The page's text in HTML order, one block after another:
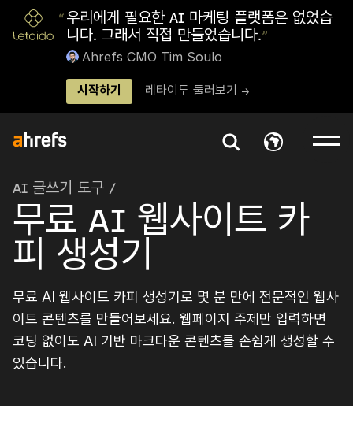
“ 우리에게 필요한 AI 마케팅 플랫폼은 없었습
니다. 그래서 직접 만들었습니다.”
Ahrefs CMO Tim Soulo
시작하기 레타이두 둘러보기 →
AI 글쓰기 도구 /
무료 AI 웹사이트 카
피 생성기
무료 AI 웹사이트 카피 생성기로 몇 분 만에 전문적인 웹사
이트 콘텐츠를 만들어보세요. 웹페이지 주제만 입력하면
코딩 없이도 AI 기반 마크다운 콘텐츠를 손쉽게 생성할 수
있습니다.